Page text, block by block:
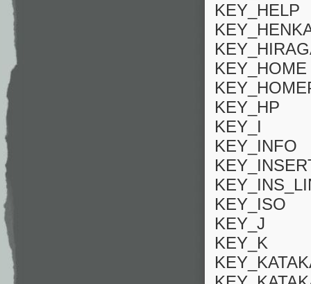
KEY_HELP
KEY_HOME
KEY_HP
KEY_I
KEY_INFO
KEY_ISO
KEY_J
KEY_K